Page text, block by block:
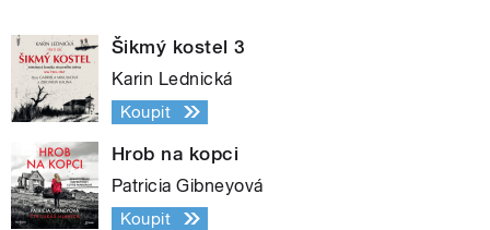
Šikmý kostel 3
Karin Lednická
Koupit
Hrob na kopci
Patricia Gibneyová
Koupit